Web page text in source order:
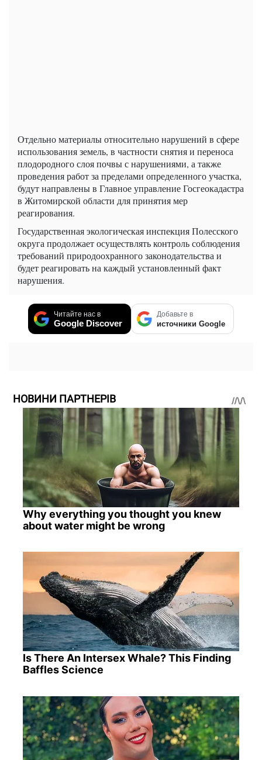
Отдельно материалы относительно нарушений в сфере
использования земель, в частности снятия и переноса
плодородного слоя почвы с нарушениями, а также
проведения работ за пределами определенного участка,
будут направлены в Главное управление Госгеокадастра
в Житомирской области для принятия мер
реагирования.
Государственная экологическая инспекция Полесского
округа продолжает осуществлять контроль соблюдения
требований природоохранного законодательства и
будет реагировать на каждый установленный факт
нарушения.
Читайте нас в
Google Discover
Добавьте в
источники Google
НОВИНИ ПАРТНЕРІВ
Why everything you thought you knew
about water might be wrong
Is There An Intersex Whale? This Finding
Baffles Science